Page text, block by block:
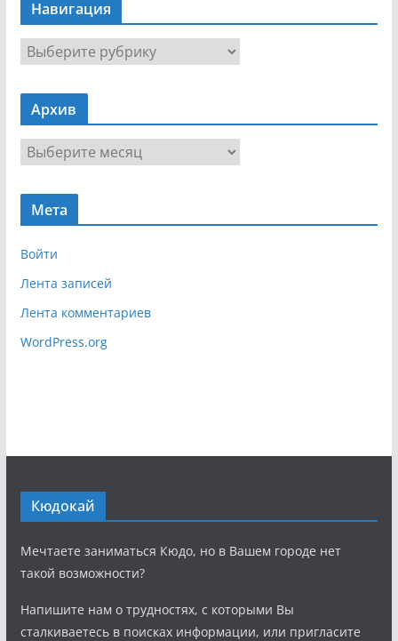
Навигация
Н
а
в
г
я
Архив
р
х
Мета
Войти
Лента записей
Лента комментариев
WordPress.org
Кюдокай
Мечтаете заниматься Кюдо, но в Вашем городе нет
такой возможности?
Напишите нам о трудностях, с которыми Вы
сталкиваетесь в поисках информации, или пригласите